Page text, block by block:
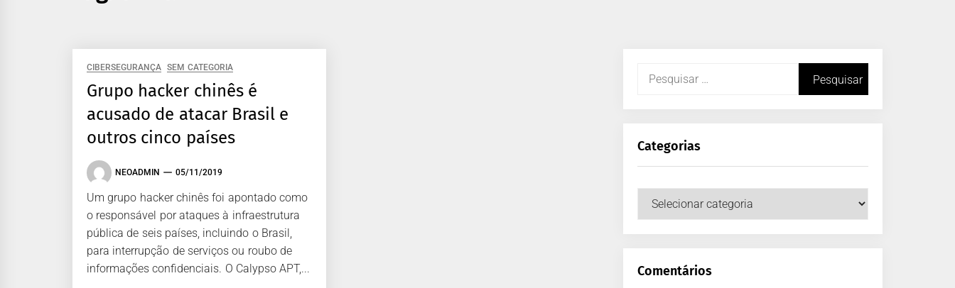
CIBERSEGURANÇA SEM CATEGORIA
Grupo hacker chinês é
acusado de atacar Brasil e
outros cinco países
NEOADMIN 05/11/2019
Um grupo hacker chinês foi apontado como
o responsável por ataques à infraestrutura
pública de seis países, incluindo o Brasil,
para interrupção de serviços ou roubo de
informações confidenciais. O Calypso APT,...
Categorias
Comentários